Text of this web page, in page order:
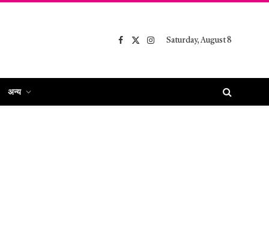
Facebook
X
Instagram
Saturday, August 8
अन्य